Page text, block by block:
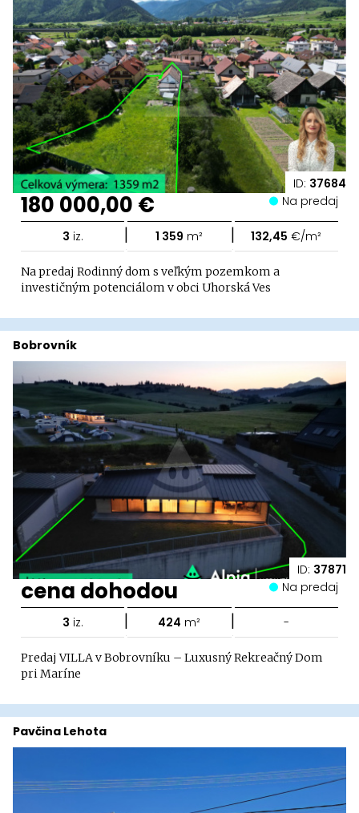
ID: 37684
180 000,00 € Na predaj
3 iz. | 1 359 m² | 132,45 €/m²
Na predaj Rodinný dom s veľkým pozemkom a
investičným potenciálom v obci Uhorská Ves
ID: 37871
Bobrovník
cena dohodou Na predaj
3 iz. | 424 m² | -
Predaj VILLA v Bobrovníku – Luxusný Rekreačný Dom
pri Maríne
Pavčina Lehota